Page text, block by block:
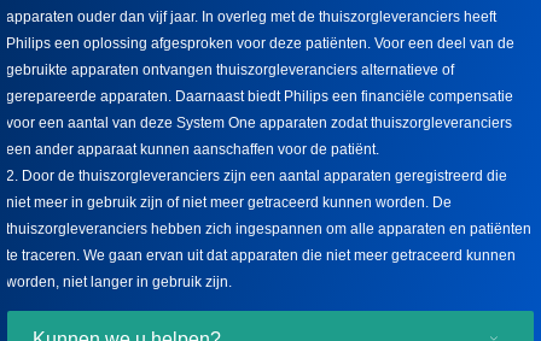
apparaten ouder dan vijf jaar. In overleg met de thuiszorgleveranciers heeft
Philips een oplossing afgesproken voor deze patiënten. Voor een deel van de
gebruikte apparaten ontvangen thuiszorgleveranciers alternatieve of
gerepareerde apparaten. Daarnaast biedt Philips een financiële compensatie
voor een aantal van deze System One apparaten zodat thuiszorgleveranciers
een ander apparaat kunnen aanschaffen voor de patiënt.
2. Door de thuiszorgleveranciers zijn een aantal apparaten geregistreerd die
niet meer in gebruik zijn of niet meer getraceerd kunnen worden. De
thuiszorgleveranciers hebben zich ingespannen om alle apparaten en patiënten
te traceren. We gaan ervan uit dat apparaten die niet meer getraceerd kunnen
worden, niet langer in gebruik zijn.